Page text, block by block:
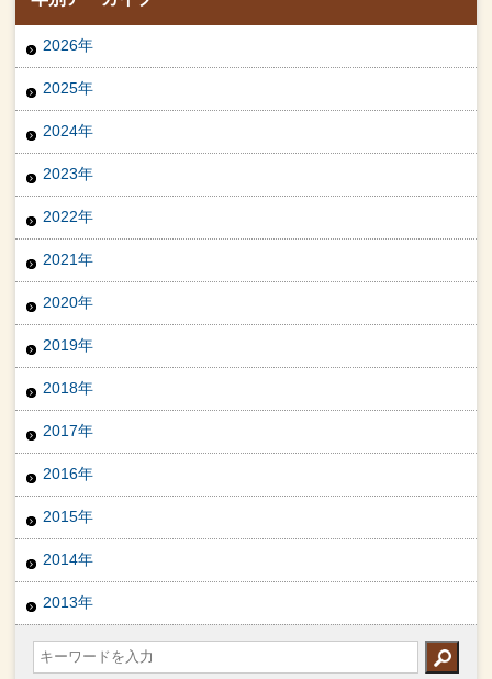
2026年
2025年
2024年
2023年
2022年
2021年
2020年
2019年
2018年
2017年
2016年
2015年
2014年
2013年